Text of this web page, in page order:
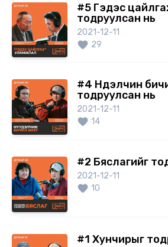
#5 Гэдэс
тодруулсан нь
2021-12-11
29
#4 Нүүдэлчин
тодруулсан нь
2021-12-11
14
#2 Бяслагийг
2021-12-11
10
#1 Хунчирыг